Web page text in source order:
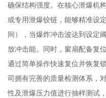
确保结构强度。在核心泄爆机
或专用泄爆铰链，能够精准设
间），当爆炸冲击波达到设定
放冲击能。同时，窗扇配备复
通过简单操作快速复位并恢复
司拥有完善的质量检测体系，
性及泄爆压力值进行抽样测试